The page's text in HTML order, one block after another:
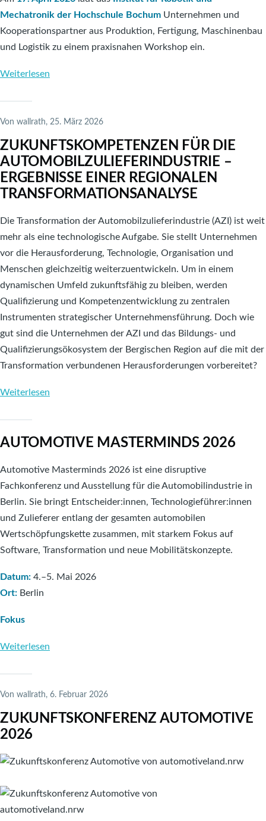
Mechatronik der Hochschule Bochum Unternehmen und
Kooperationspartner aus Produktion, Fertigung, Maschinenbau
und Logistik zu einem praxisnahen Workshop ein.
Weiterlesen
Digital
Denken“
–
Einblicke,
Praxis,
Perspektiven
Von wallrath, 25. März 2026
ZUKUNFTSKOMPETENZEN FÜR DIE
AUTOMOBILZULIEFERINDUSTRIE –
ERGEBNISSE EINER REGIONALEN
TRANSFORMATIONSANALYSE
Die Transformation der Automobilzulieferindustrie (AZI) ist weit
mehr als eine technologische Aufgabe. Sie stellt Unternehmen
vor die Herausforderung, Technologie, Organisation und
Menschen gleichzeitig weiterzuentwickeln. Um in einem
dynamischen Umfeld zukunftsfähig zu bleiben, werden
Qualifizierung und Kompetenzentwicklung zu zentralen
Instrumenten strategischer Unternehmensführung. Doch wie
gut sind die Unternehmen der AZI und das Bildungs- und
Qualifizierungsökosystem der Bergischen Region auf die mit der
Transformation verbundenen Herausforderungen vorbereitet?
Weiterlesen
die
–
Ergebnisse
einer
regionalen
Transformationsanalyse
AUTOMOTIVE MASTERMINDS 2026
Automotive Masterminds 2026 ist eine disruptive
Fachkonferenz und Ausstellung für die Automobilindustrie in
Berlin. Sie bringt Entscheider:innen, Technologieführer:innen
und Zulieferer entlang der gesamten automobilen
Wertschöpfungskette zusammen, mit starkem Fokus auf
Software, Transformation und neue Mobilitätskonzepte.
Datum: 4.–5. Mai 2026
Ort: Berlin
Fokus
Weiterlesen
2026
Von wallrath, 6. Februar 2026
ZUKUNFTSKONFERENZ AUTOMOTIVE
2026
Image
Image